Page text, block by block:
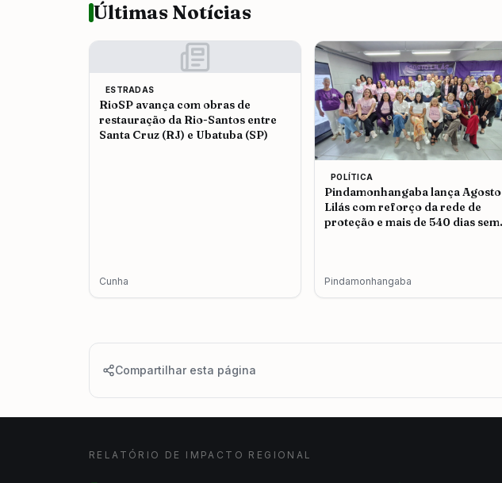
Últimas Notícias
ESTRADAS
RioSP avança com obras de
restauração da Rio-Santos entre
Santa Cruz (RJ) e Ubatuba (SP)
Cunha
POLÍTICA
Pindamonhangaba lança Agosto
Lilás com reforço da rede de
proteção e mais de 540 dias sem
Pindamonhangaba
Compartilhar esta página
RELATÓRIO DE IMPACTO REGIONAL